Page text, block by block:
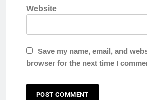
Website
Save my name, email, and
browser for the next time I